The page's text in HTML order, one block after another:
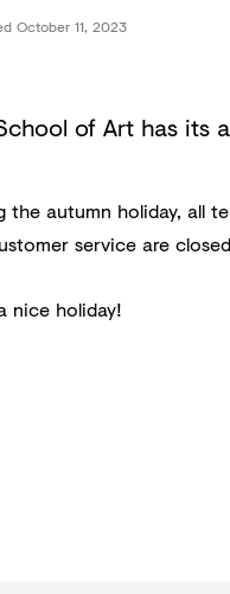
October 11, 2023
of Art has its
the autumn holiday, all
service are
nice holiday!